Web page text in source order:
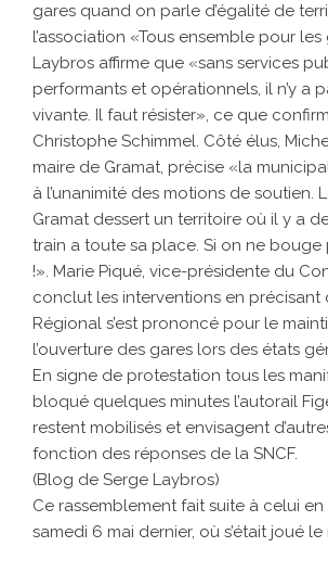
gares quand on parle d’égalité de
l’association «Tous ensemble pour les
Laybros affirme que «sans services
performants et opérationnels, il n’y a
vivante. Il faut résister», ce que
Christophe Schimmel. Côté élus,
maire de Gramat, précise «la
à l’unanimité des motions de soutien.
Gramat dessert un territoire où il y a
train a toute sa place. Si on ne bouge
!». Marie Piqué, vice-présidente du
conclut les interventions en précisant
Régional s’est prononcé pour le
l’ouverture des gares lors des états
En signe de protestation tous les
bloqué quelques minutes l’autorail
restent mobilisés et envisagent
fonction des réponses de la SNCF.
(Blog de Serge Laybros)
Ce rassemblement fait suite à celui en
samedi 6 mai dernier, où s’était joué